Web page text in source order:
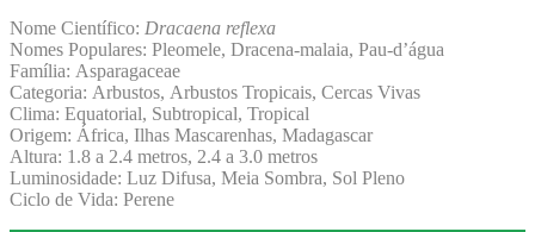
Nome Científico: Dracaena reflexa
Nomes Populares: Pleomele, Dracena-malaia, Pau-d’água
Família: Asparagaceae
Categoria: Arbustos, Arbustos Tropicais, Cercas Vivas
Clima: Equatorial, Subtropical, Tropical
Origem: África, Ilhas Mascarenhas, Madagascar
Altura: 1.8 a 2.4 metros, 2.4 a 3.0 metros
Luminosidade: Luz Difusa, Meia Sombra, Sol Pleno
Ciclo de Vida: Perene